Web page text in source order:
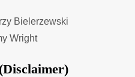
Bielerzewski
Wright